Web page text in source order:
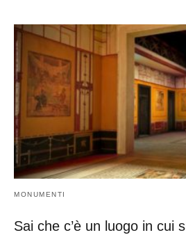
MONUMENTI
Sai che c’è un luogo in cui